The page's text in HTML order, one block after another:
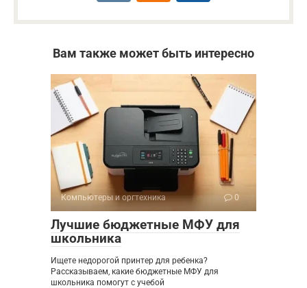
Вам также может быть интересно
Компьютеры и оргтехника 0
Лучшие бюджетные МФУ для
школьника
Ищете недорогой принтер для ребенка?
Рассказываем, какие бюджетные МФУ для
школьника помогут с учебой